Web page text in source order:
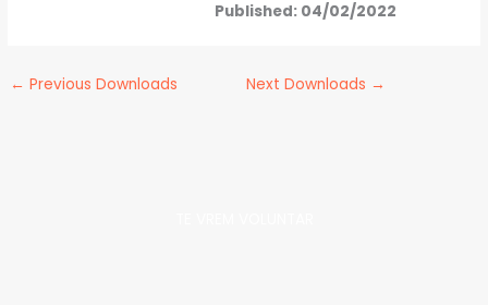
Published: 04/02/2022
← Previous Downloads Next Downloads →